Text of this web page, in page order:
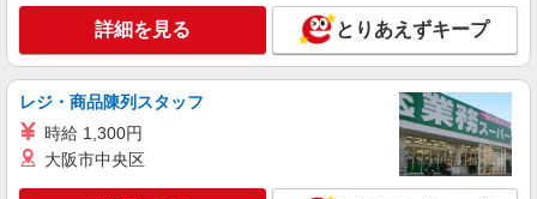
者研修 ・介護福祉士 など
国立駅⇒需要のある福祉業界で介護デビュー＊
資格支援あり
時給1600円〜2250円 ＜日払い有/週払い有/交
通費全支給(ガソリン代含む)＞
キープ 詳細を見る
詳細を見る とりあえずキープ
レジ・商品陳列スタッフ
時給 1,300円
大阪市中央区